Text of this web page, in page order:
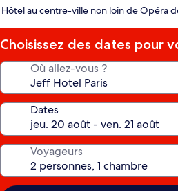
2.0 étoiles
Hôtel au centre-ville non loin de Opéra
Choisissez des dates pour
Où allez-vous ?
Dates
Voyageurs